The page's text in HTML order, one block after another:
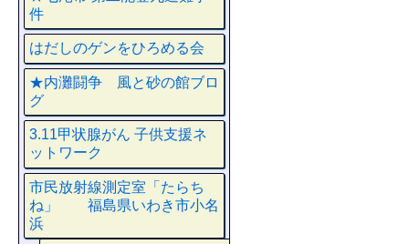
件
はだしのゲンをひろめる会
★内灘闘争 風と砂の館ブロ
グ
3.11甲状腺がん 子供支援ネ
ットワーク
市民放射線測定室「たらち
ね」 福島県いわき市小名
浜